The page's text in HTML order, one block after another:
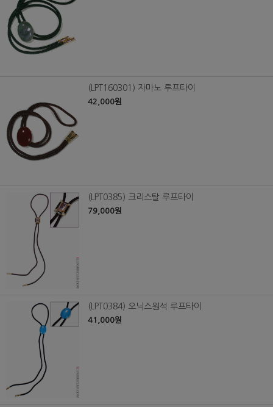
(LPT160301) 자마노 루프타이
42,000원
(LPT0385) 크리스탈 루프타이
79,000원
(LPT0384) 오닉스원석 루프타이
41,000원